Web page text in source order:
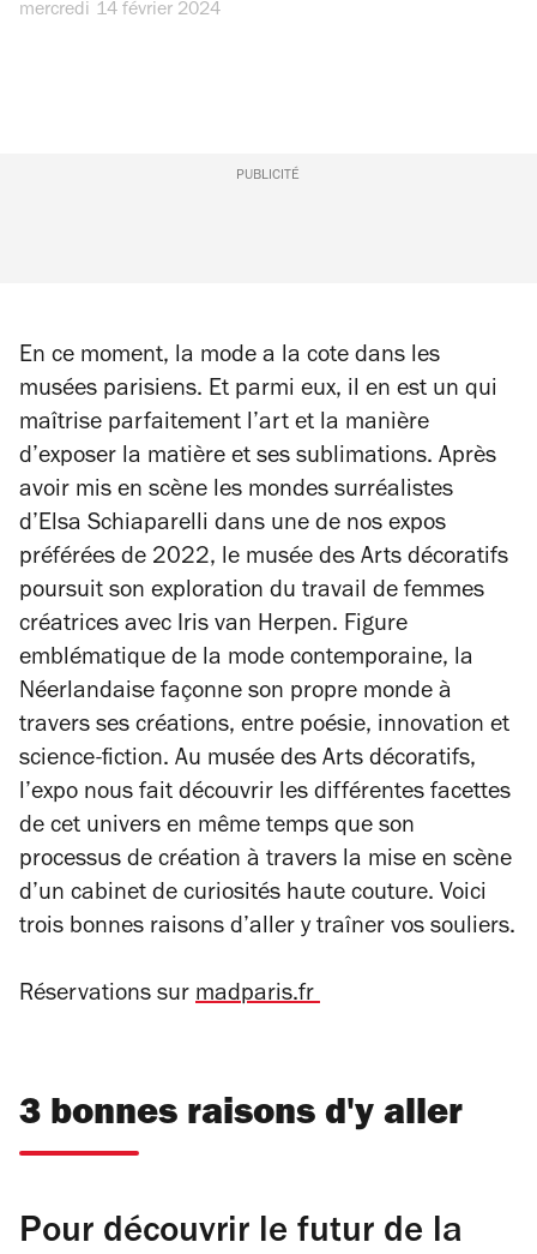
mercredi 14 février 2024
PUBLICITÉ
En ce moment, la mode a la cote dans les
musées parisiens. Et parmi eux, il en est un qui
maîtrise parfaitement l’art et la manière
d’exposer la matière et ses sublimations. Après
avoir mis en scène les mondes surréalistes
d’Elsa Schiaparelli dans une de nos expos
préférées de 2022, le musée des Arts décoratifs
poursuit son exploration du travail de femmes
créatrices avec Iris van Herpen. Figure
emblématique de la mode contemporaine, la
Néerlandaise façonne son propre monde à
travers ses créations, entre poésie, innovation et
science-fiction. Au musée des Arts décoratifs,
l’expo nous fait découvrir les différentes facettes
de cet univers en même temps que son
processus de création à travers la mise en scène
d’un cabinet de curiosités haute couture. Voici
trois bonnes raisons d’aller y traîner vos souliers.
Réservations sur madparis.fr
3 bonnes raisons d'y aller
Pour découvrir le futur de la